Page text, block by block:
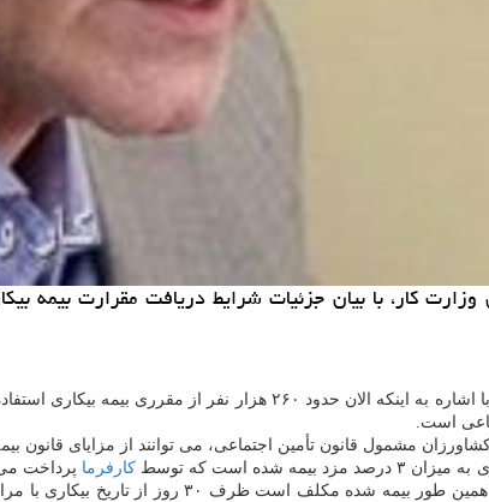
وزارت كار، با بیان جزئیات شرایط دریافت مقرارت
كریم یاوری در گفتگو با خبرنگار مهر، با اشاره به
است.
مشمول قانون تأمین اجتماعی، می توانند از مزایای قانون
شده است كه توسط
كارفرما
بیكاری با مراجعه به ادارات تعاون كار و رفاه اجتماعی استان آمادگی خودرا برای